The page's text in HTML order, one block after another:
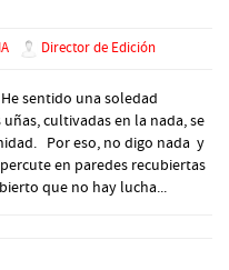
Director de Edición
sentido una soledad
cultivadas en la nada, se
Por eso, no digo nada y
en paredes recubiertas
que no hay lucha...